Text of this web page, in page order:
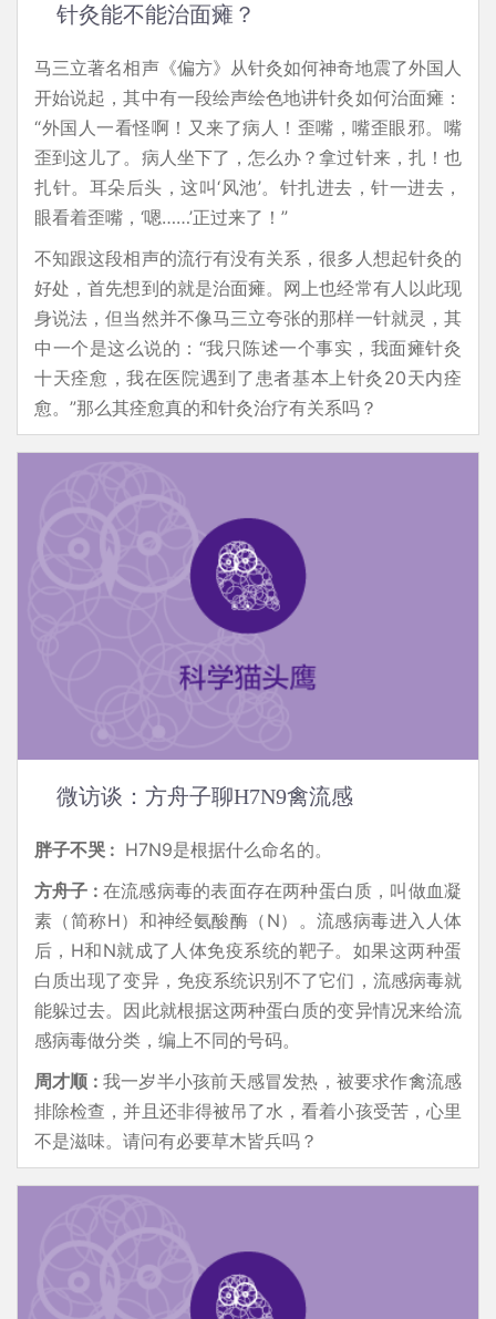
针灸能不能治面瘫？
马三立著名相声《偏方》从针灸如何神奇地震了外国人
开始说起，其中有一段绘声绘色地讲针灸如何治面瘫：
“外国人一看怪啊！又来了病人！歪嘴，嘴歪眼邪。嘴
歪到这儿了。病人坐下了，怎么办？拿过针来，扎！也
扎针。耳朵后头，这叫‘风池’。针扎进去，针一进去，
眼看着歪嘴，‘嗯……’正过来了！”
不知跟这段相声的流行有没有关系，很多人想起针灸的
好处，首先想到的就是治面瘫。网上也经常有人以此现
身说法，但当然并不像马三立夸张的那样一针就灵，其
中一个是这么说的：“我只陈述一个事实，我面瘫针灸
十天痊愈，我在医院遇到了患者基本上针灸20天内痊
愈。”那么其痊愈真的和针灸治疗有关系吗？
微访谈：方舟子聊H7N9禽流感
胖子不哭 : H7N9是根据什么命名的。
方舟子 :在流感病毒的表面存在两种蛋白质，叫做血凝
素（简称H）和神经氨酸酶（N）。流感病毒进入人体
后，H和N就成了人体免疫系统的靶子。如果这两种蛋
白质出现了变异，免疫系统识别不了它们，流感病毒就
能躲过去。因此就根据这两种蛋白质的变异情况来给流
感病毒做分类，编上不同的号码。
周才顺 :我一岁半小孩前天感冒发热，被要求作禽流感
排除检查，并且还非得被吊了水，看着小孩受苦，心里
不是滋味。请问有必要草木皆兵吗？